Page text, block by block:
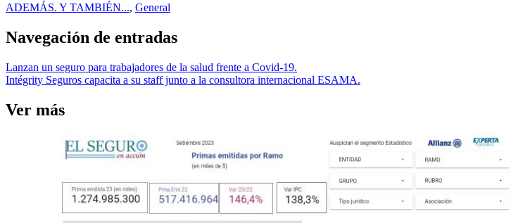
ADEMÁS. Y TAMBIÉN..., General
Navegación de entradas
Lanzan un seguro para trabajadores de la salud frente a Covid-19.
Intégrity Seguros capacita a su staff junto a la consultora internacional ESAMA.
Ver más